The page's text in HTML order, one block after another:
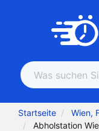
Startseite
Wien,
Abholstation